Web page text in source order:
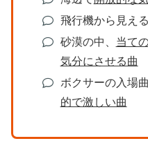
飛行機から見える
砂漠の中、 当て
気分にさせる曲
ボクサーの入場
的で激しい曲